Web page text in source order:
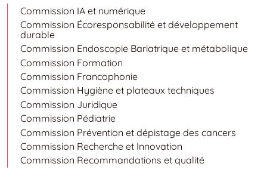
Commission IA et numérique
Commission Écoresponsabilité et développement
durable
Commission Endoscopie Bariatrique et métabolique
Commission Formation
Commission Francophonie
Commission Hygiène et plateaux techniques
Commission Juridique
Commission Pédiatrie
Commission Prévention et dépistage des cancers
Commission Recherche et Innovation
Commission Recommandations et qualité